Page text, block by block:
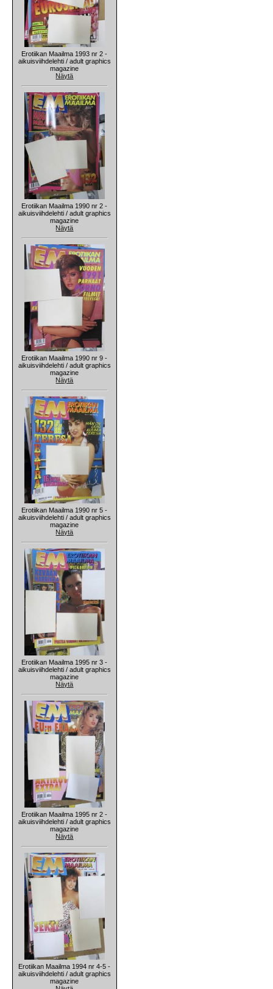
Erotiikan Maailma 1993 nr 2 -
aikuisviihdelehti / adult graphics
magazine
Näytä
Erotiikan Maailma 1990 nr 2 -
aikuisviihdelehti / adult graphics
magazine
Näytä
Erotiikan Maailma 1990 nr 9 -
aikuisviihdelehti / adult graphics
magazine
Näytä
Erotiikan Maailma 1990 nr 5 -
aikuisviihdelehti / adult graphics
magazine
Näytä
Erotiikan Maailma 1995 nr 3 -
aikuisviihdelehti / adult graphics
magazine
Näytä
Erotiikan Maailma 1995 nr 2 -
aikuisviihdelehti / adult graphics
magazine
Näytä
Erotiikan Maailma 1994 nr 4-5 -
aikuisviihdelehti / adult graphics
magazine